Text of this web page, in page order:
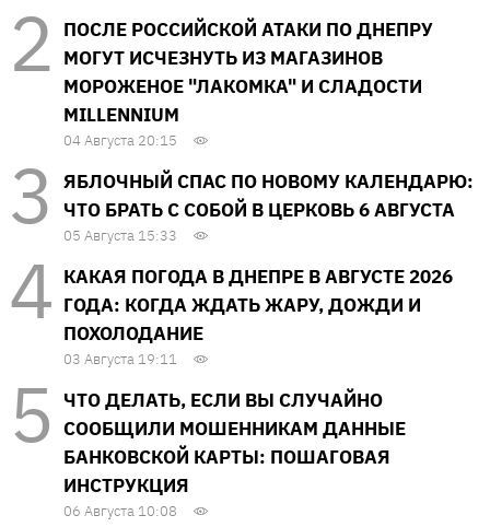
ПОСЛЕ РОССИЙСКОЙ АТАКИ ПО ДНЕПРУ
МОГУТ ИСЧЕЗНУТЬ ИЗ МАГАЗИНОВ
МОРОЖЕНОЕ "ЛАКОМКА" И СЛАДОСТИ
MILLENNIUM
04 Августа 20:15
ЯБЛОЧНЫЙ СПАС ПО НОВОМУ КАЛЕНДАРЮ:
ЧТО БРАТЬ С СОБОЙ В ЦЕРКОВЬ 6 АВГУСТА
05 Августа 15:33
КАКАЯ ПОГОДА В ДНЕПРЕ В АВГУСТЕ 2026
ГОДА: КОГДА ЖДАТЬ ЖАРУ, ДОЖДИ И
ПОХОЛОДАНИЕ
03 Августа 19:11
ЧТО ДЕЛАТЬ, ЕСЛИ ВЫ СЛУЧАЙНО
СООБЩИЛИ МОШЕННИКАМ ДАННЫЕ
БАНКОВСКОЙ КАРТЫ: ПОШАГОВАЯ
ИНСТРУКЦИЯ
06 Августа 10:08